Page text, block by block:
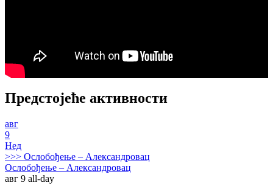
Предстојеће активности
авг
9
Нед
>>> Ослобођење – Александровац
Ослобођење – Александровац
авг 9 all-day